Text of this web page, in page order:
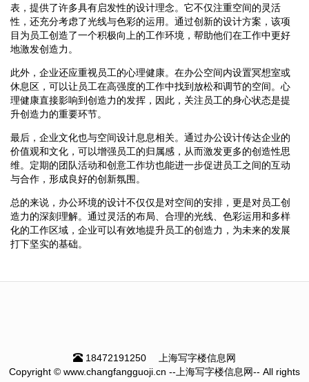
表，提供了许多具有启发性的设计理念。它不仅注重空间的灵活
性，还充分考虑了光线与色彩的运用。通过创新的设计方案，该项
目为员工创造了一个积极向上的工作环境，帮助他们在工作中更好
地激发创造力。
此外，企业还应重视员工的心理健康。在办公空间内设置冥想室或
休息区，可以让员工在高强度的工作中找到放松和调节的空间。心
理健康直接影响到创造力的发挥，因此，关注员工的身心状态是提
升创造力的重要环节。
最后，企业文化也与空间设计息息相关。通过办公设计传达企业的
价值观和文化，可以增强员工的归属感，从而激发更多的创造性思
维。定期的团队活动和创意工作坊也能进一步促进员工之间的互动
与合作，形成良好的创新氛围。
总的来说，办公环境的设计不仅仅是对空间的安排，更是对员工创
造力的深刻理解。通过灵活的布局、合理的光线、色彩运用和多样
化的工作区域，企业可以有效地提升员工的创造力，为未来的发展
打下坚实的基础。
18472191250
上海写字楼信息网
Copyright © www.changfangguoji.cn --上海写字楼信息网-- All rights